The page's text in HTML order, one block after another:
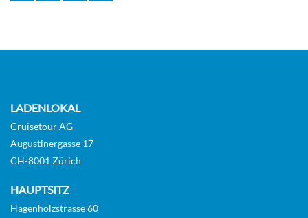
LADENLOKAL
Cruisetour AG
Augustinergasse 17
CH-8001 Zürich
HAUPTSITZ
Hagenholzstrasse 60